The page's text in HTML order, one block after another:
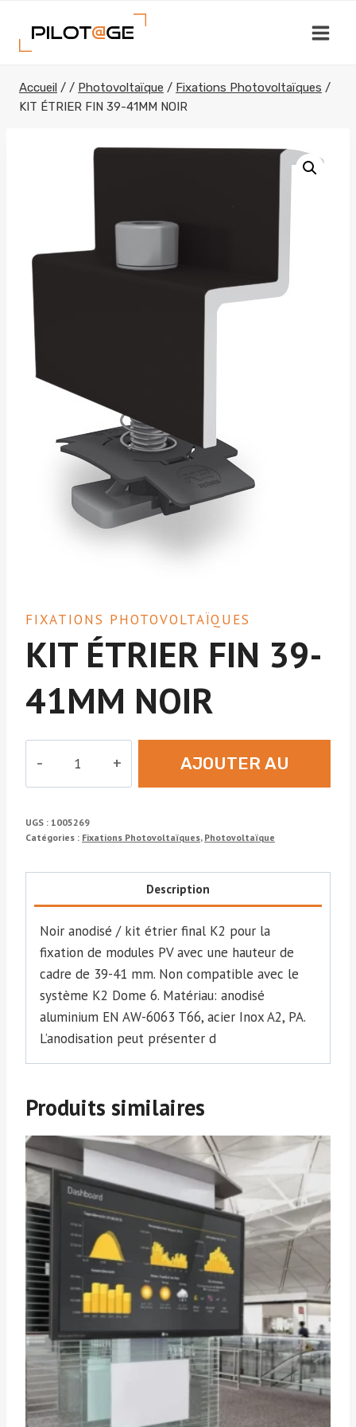
contenu
Accueil / / Photovoltaïque / Fixations Photovoltaïques /
KIT ÉTRIER FIN 39-41MM NOIR
FIXATIONS PHOTOVOLTAÏQUES
KIT ÉTRIER FIN 39-
41MM NOIR
KIT
FIN
NOIR
AJOUTER AU
UGS : 1005269
Catégories : Fixations Photovoltaïques, Photovoltaïque
Description
Noir anodisé / kit étrier final K2 pour la
fixation de modules PV avec une hauteur de
cadre de 39-41 mm. Non compatible avec le
système K2 Dome 6. Matériau: anodisé
aluminium EN AW-6063 T66, acier Inox A2, PA.
L’anodisation peut présenter d
Produits similaires